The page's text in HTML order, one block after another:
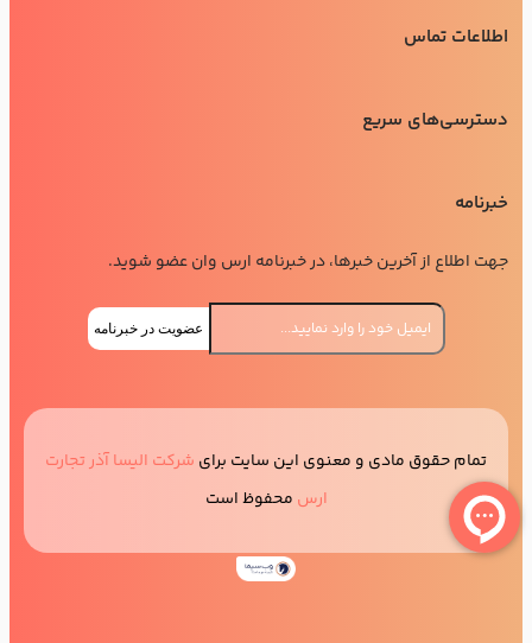
اطلاعات تماس
دسترسی‌های سریع
خبرنامه
جهت اطلاع از آخرین خبرها، در خبرنامه ارس وان عضو شوید.
عضویت در خبرنامه
تمام حقوق مادی و معنوی این سایت برای شرکت الیسا آذر تجارت
ارس محفوظ است